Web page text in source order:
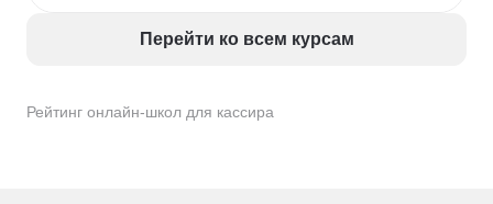
Рейтинг онлайн-школ для кассира
Перейти ко всем курсам